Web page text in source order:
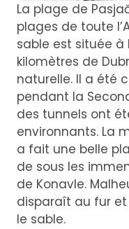
La plage de
plages de toute
sable est située à
kilomètres de
naturelle. Il a été
pendant la
des tunnels ont
environnants. La
a fait une belle
de sous les
de Konavle.
disparaît au fur
le sable.